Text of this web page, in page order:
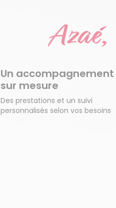
Azaé,
Un accompagnement
sur mesure
Des prestations et un suivi
personnalisés selon vos besoins